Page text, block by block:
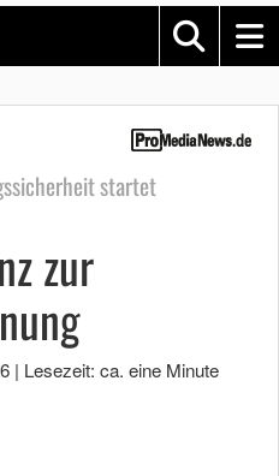
startet
zur
| Lesezeit: ca. eine Minute